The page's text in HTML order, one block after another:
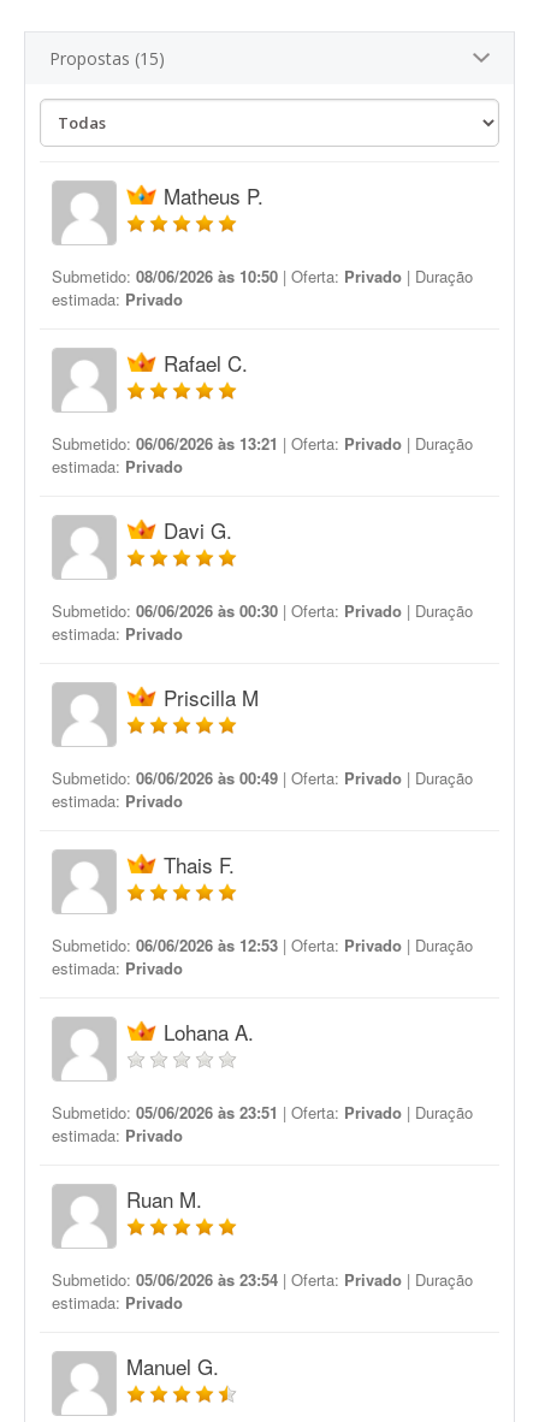
Propostas (15)
Matheus P.
Submetido: 08/06/2026 às 10:50 | Oferta: Privado | Duração
estimada: Privado
Rafael C.
Submetido: 06/06/2026 às 13:21 | Oferta: Privado | Duração
estimada: Privado
Davi G.
Submetido: 06/06/2026 às 00:30 | Oferta: Privado | Duração
estimada: Privado
Priscilla M
Submetido: 06/06/2026 às 00:49 | Oferta: Privado | Duração
estimada: Privado
Thais F.
Submetido: 06/06/2026 às 12:53 | Oferta: Privado | Duração
estimada: Privado
Lohana A.
Submetido: 05/06/2026 às 23:51 | Oferta: Privado | Duração
estimada: Privado
Ruan M.
Submetido: 05/06/2026 às 23:54 | Oferta: Privado | Duração
estimada: Privado
Manuel G.